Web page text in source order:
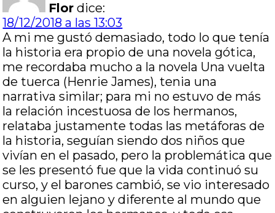
Flor dice:
18/12/2018 a las 13:03
A mi me gustó demasiado, todo lo que tenía
la historia era propio de una novela gótica,
me recordaba mucho a la novela Una vuelta
de tuerca (Henrie James), tenia una
narrativa similar; para mi no estuvo de más
la relación incestuosa de los hermanos,
relataba justamente todas las metáforas de
la historia, seguían siendo dos niños que
vivían en el pasado, pero la problemática que
se les presentó fue que la vida continuó su
curso, y el barones cambió, se vio interesado
en alguien lejano y diferente al mundo que